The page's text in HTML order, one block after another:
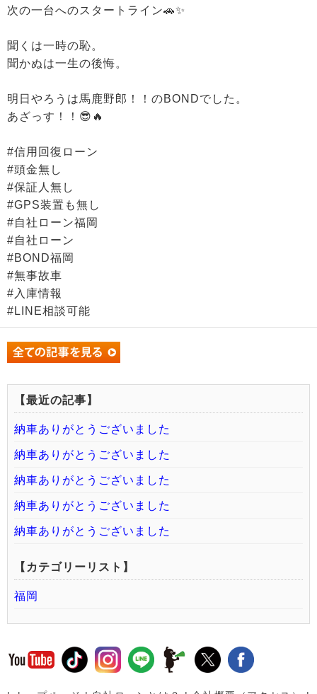
次の一台へのスタートライン🚗✨
聞くは一時の恥。
聞かぬは一生の後悔。
明日やろうは馬鹿野郎！！のBONDでした。
あざっす！！😎🔥
#信用回復ローン
#頭金無し
#保証人無し
#GPS装置も無し
#自社ローン福岡
#自社ローン
#BOND福岡
#無事故車
#入庫情報
#LINE相談可能
【最近の記事】
納車ありがとうございました
納車ありがとうございました
納車ありがとうございました
納車ありがとうございました
納車ありがとうございました
【カテゴリーリスト】
福岡